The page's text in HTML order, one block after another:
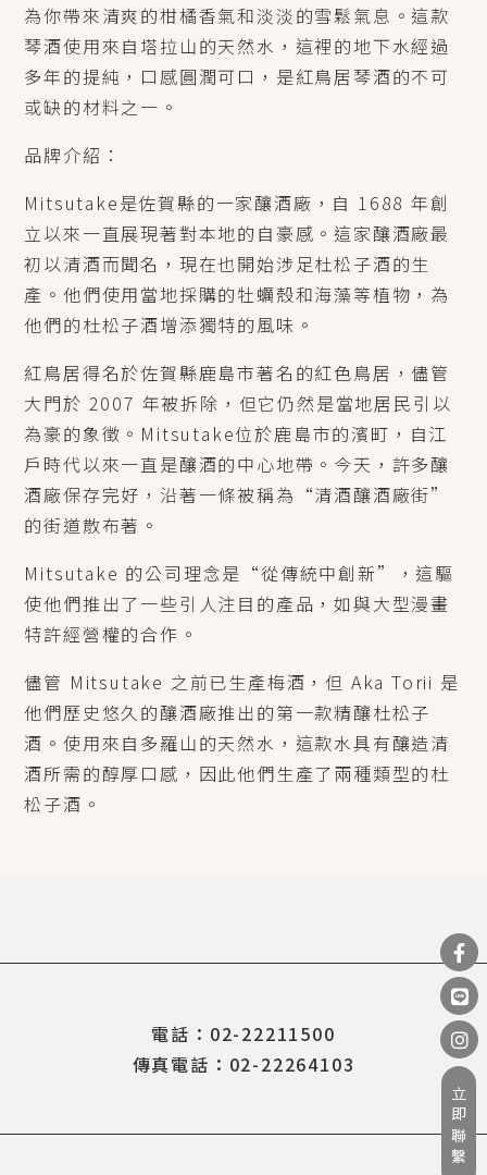
為你帶來清爽的柑橘香氣和淡淡的雪鬆氣息。這款
琴酒使用來自塔拉山的天然水，這裡的地下水經過
多年的提純，口感圓潤可口，是紅鳥居琴酒的不可
或缺的材料之一。
品牌介紹：
Mitsutake是佐賀縣的一家釀酒廠，自 1688 年創
立以來一直展現著對本地的自豪感。這家釀酒廠最
初以清酒而聞名，現在也開始涉足杜松子酒的生
產。他們使用當地採購的牡蠣殼和海藻等植物，為
他們的杜松子酒增添獨特的風味。
紅鳥居得名於佐賀縣鹿島市著名的紅色鳥居，儘管
大門於 2007 年被拆除，但它仍然是當地居民引以
為豪的象徵。Mitsutake位於鹿島市的濱町，自江
戶時代以來一直是釀酒的中心地帶。今天，許多釀
酒廠保存完好，沿著一條被稱為“清酒釀酒廠街”
的街道散布著。
Mitsutake 的公司理念是“從傳統中創新”，這驅
使他們推出了一些引人注目的產品，如與大型漫畫
特許經營權的合作。
儘管 Mitsutake 之前已生產梅酒，但 Aka Torii 是
他們歷史悠久的釀酒廠推出的第一款精釀杜松子
酒。使用來自多羅山的天然水，這款水具有釀造清
酒所需的醇厚口感，因此他們生產了兩種類型的杜
松子酒。
立即聯繫
電話：02-22211500
傳真電話：02-22264103